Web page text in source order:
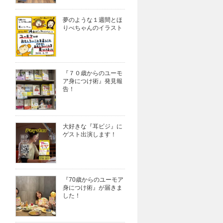
夢のような１週間とほ
りべちゃんのイラスト
『７０歳からのユーモ
ア身につけ術』発見報
告！
大好きな『耳ビジ』に
ゲスト出演します！
『70歳からのユーモア
身につけ術』が届きま
した！